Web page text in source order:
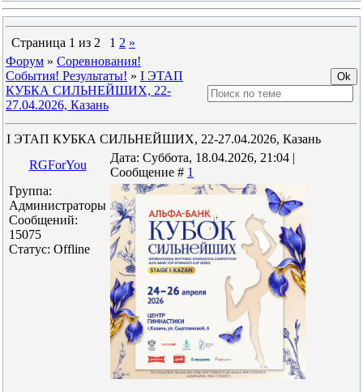
Страница 1 из 2 1 2 »
Форум » Соревнования!
События! Результаты! » I ЭТАП
КУБКА СИЛЬНЕЙШИХ, 22-
27.04.2026, Казань
I ЭТАП КУБКА СИЛЬНЕЙШИХ, 22-27.04.2026, Казань
RGForYou
Дата: Суббота, 18.04.2026, 21:04 |
Сообщение # 1
Группа:
Администраторы
Сообщений:
15075
Статус: Offline